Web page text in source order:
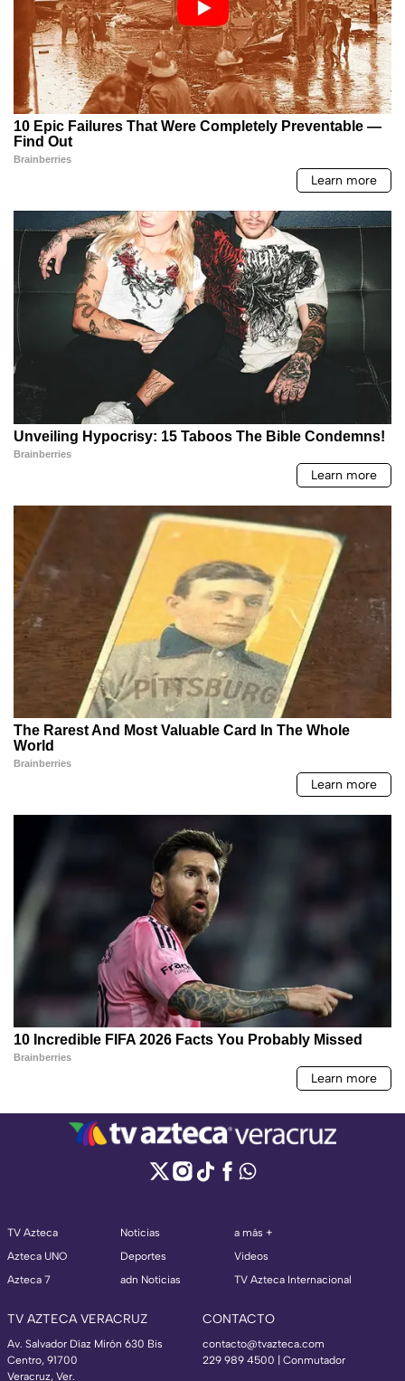
TV Azteca
Azteca UNO
Azteca 7
Noticias
Deportes
adn Noticias
a más +
Videos
TV Azteca Internacional
TV AZTECA VERACRUZ
Av. Salvador Díaz Mirón 630 Bis
Centro, 91700
Veracruz, Ver.
CONTACTO
contacto@tvazteca.com
229 989 4500 | Conmutador